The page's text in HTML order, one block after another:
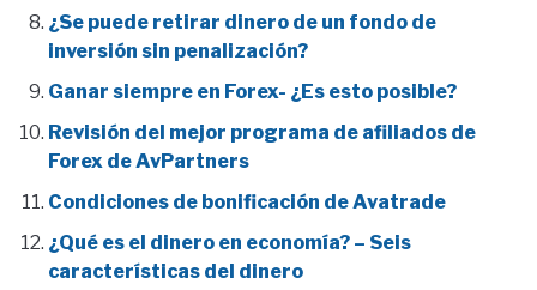
¿Se puede retirar dinero de un fondo de
inversión sin penalización?
Ganar siempre en Forex- ¿Es esto posible?
Revisión del mejor programa de afiliados de
Forex de AvPartners
Condiciones de bonificación de Avatrade
¿Qué es el dinero en economía? – Seis
características del dinero